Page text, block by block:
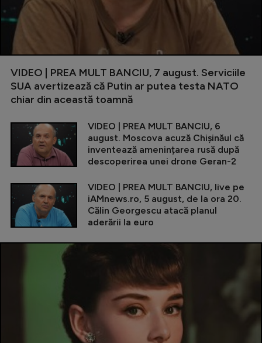
VIDEO | PREA MULT BANCIU, 7 august. Serviciile
SUA avertizează că Putin ar putea testa NATO
chiar din această toamnă
VIDEO | PREA MULT BANCIU, 6
august. Moscova acuză Chișinăul că
inventează amenințarea rusă după
descoperirea unei drone Geran-2
VIDEO | PREA MULT BANCIU, live pe
iAMnews.ro, 5 august, de la ora 20.
Călin Georgescu atacă planul
aderării la euro